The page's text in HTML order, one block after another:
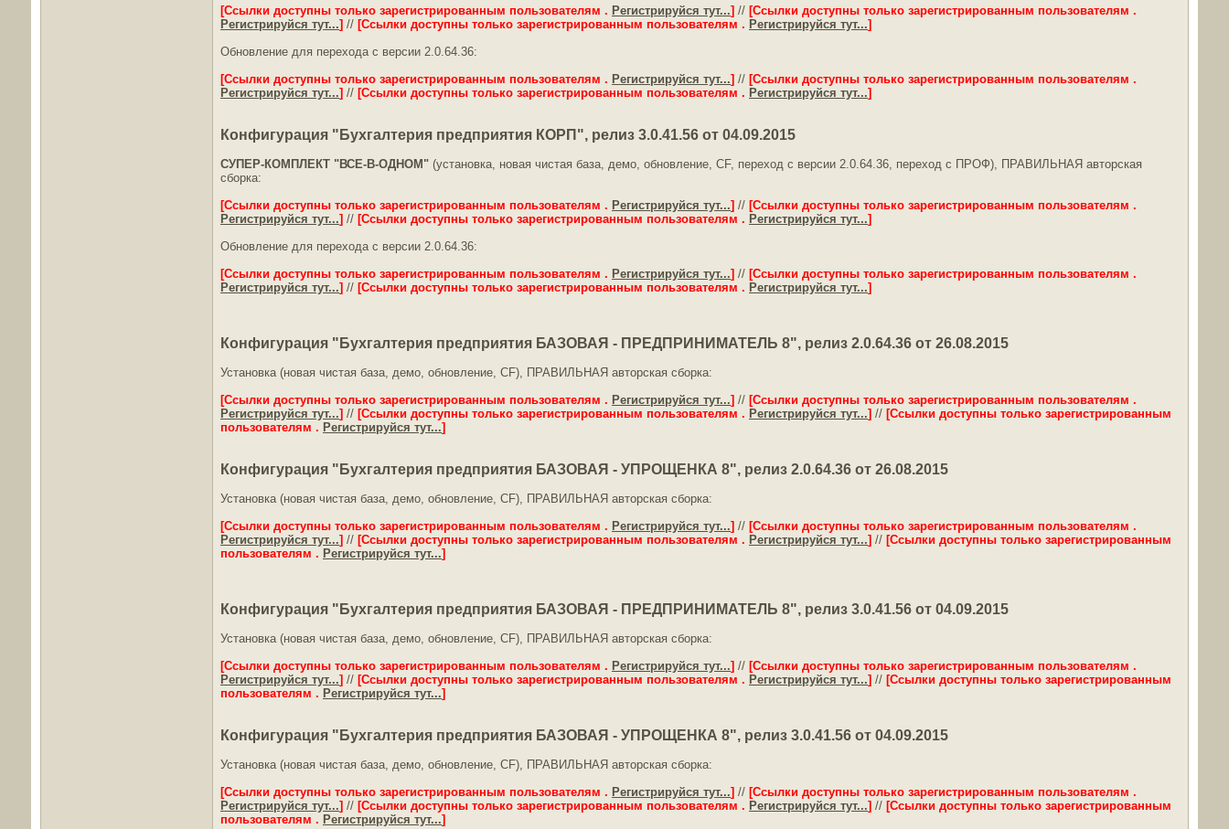
[Ссылки доступны только зарегистрированным пользователям . Регистрируйся тут...] // [Ссылки доступны только зарегистрированным пользователям .
Регистрируйся тут...] // [Ссылки доступны только зарегистрированным пользователям . Регистрируйся тут...]
Обновление для перехода с версии 2.0.64.36:
[Ссылки доступны только зарегистрированным пользователям . Регистрируйся тут...] // [Ссылки доступны только зарегистрированным пользователям .
Регистрируйся тут...] // [Ссылки доступны только зарегистрированным пользователям . Регистрируйся тут...]
Конфигурация "Бухгалтерия предприятия КОРП", релиз 3.0.41.56 от 04.09.2015
СУПЕР-КОМПЛЕКТ "ВСЕ-В-ОДНОМ" (установка, новая чистая база, демо, обновление, CF, переход с версии 2.0.64.36, переход с ПРОФ), ПРАВИЛЬНАЯ авторская
сборка:
[Ссылки доступны только зарегистрированным пользователям . Регистрируйся тут...] // [Ссылки доступны только зарегистрированным пользователям .
Регистрируйся тут...] // [Ссылки доступны только зарегистрированным пользователям . Регистрируйся тут...]
Обновление для перехода с версии 2.0.64.36:
[Ссылки доступны только зарегистрированным пользователям . Регистрируйся тут...] // [Ссылки доступны только зарегистрированным пользователям .
Регистрируйся тут...] // [Ссылки доступны только зарегистрированным пользователям . Регистрируйся тут...]
Конфигурация "Бухгалтерия предприятия БАЗОВАЯ - ПРЕДПРИНИМАТЕЛЬ 8", релиз 2.0.64.36 от 26.08.2015
Установка (новая чистая база, демо, обновление, CF), ПРАВИЛЬНАЯ авторская сборка:
[Ссылки доступны только зарегистрированным пользователям . Регистрируйся тут...] // [Ссылки доступны только зарегистрированным пользователям .
Регистрируйся тут...] // [Ссылки доступны только зарегистрированным пользователям . Регистрируйся тут...] // [Ссылки доступны только зарегистрированным
пользователям . Регистрируйся тут...]
Конфигурация "Бухгалтерия предприятия БАЗОВАЯ - УПРОЩЕНКА 8", релиз 2.0.64.36 от 26.08.2015
Установка (новая чистая база, демо, обновление, CF), ПРАВИЛЬНАЯ авторская сборка:
[Ссылки доступны только зарегистрированным пользователям . Регистрируйся тут...] // [Ссылки доступны только зарегистрированным пользователям .
Регистрируйся тут...] // [Ссылки доступны только зарегистрированным пользователям . Регистрируйся тут...] // [Ссылки доступны только зарегистрированным
пользователям . Регистрируйся тут...]
Конфигурация "Бухгалтерия предприятия БАЗОВАЯ - ПРЕДПРИНИМАТЕЛЬ 8", релиз 3.0.41.56 от 04.09.2015
Установка (новая чистая база, демо, обновление, CF), ПРАВИЛЬНАЯ авторская сборка:
[Ссылки доступны только зарегистрированным пользователям . Регистрируйся тут...] // [Ссылки доступны только зарегистрированным пользователям .
Регистрируйся тут...] // [Ссылки доступны только зарегистрированным пользователям . Регистрируйся тут...] // [Ссылки доступны только зарегистрированным
пользователям . Регистрируйся тут...]
Конфигурация "Бухгалтерия предприятия БАЗОВАЯ - УПРОЩЕНКА 8", релиз 3.0.41.56 от 04.09.2015
Установка (новая чистая база, демо, обновление, CF), ПРАВИЛЬНАЯ авторская сборка:
[Ссылки доступны только зарегистрированным пользователям . Регистрируйся тут...] // [Ссылки доступны только зарегистрированным пользователям .
Регистрируйся тут...] // [Ссылки доступны только зарегистрированным пользователям . Регистрируйся тут...] // [Ссылки доступны только зарегистрированным
пользователям . Регистрируйся тут...]